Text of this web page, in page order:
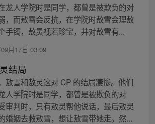
龙人学院时是同学，都曾是被欺负的对
，而敖雪会反抗，在学院时敖雪会理敖
手镯，敖灵视若珍宝，并对敖雪有...
月17日 03:09
结局
敖雪和敖灵这对 CP 的结局凄惨。他们
人学院时是同学，都曾是被欺负的对
审判时，只有敖灵帮他说话，最后敖灵
婚姻去救敖雪，想让敖雪带她走。然...